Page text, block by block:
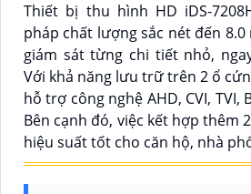
Thiết bị thu hình HD iDS-
pháp chất lượng sắc nét đến 8.0
giám sát từng chi tiết nhỏ,
Với khả năng lưu trữ trên 2 ổ
hỗ trợ công nghệ AHD, CVI, TVI,
Bên cạnh đó, việc kết hợp thêm
hiệu suất tốt cho căn hộ, nhà